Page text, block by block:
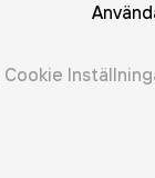
Cookie